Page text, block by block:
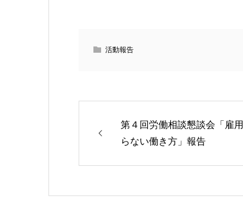
活動報告
第４回労働相談懇談会「雇
らない働き方」報告